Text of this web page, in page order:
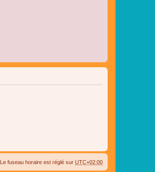
Le fuseau horaire est réglé sur UTC+02:00